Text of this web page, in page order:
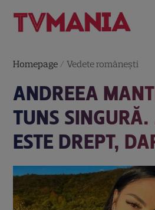
Homepage /Vedete româneşti
ANDREEA
TUNS
ESTE DREPT,